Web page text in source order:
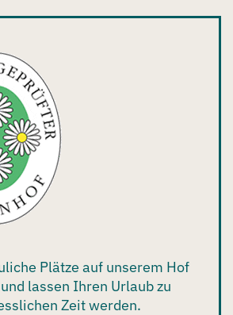
Plätze auf unserem Hof
lassen Ihren Urlaub zu
Zeit werden.